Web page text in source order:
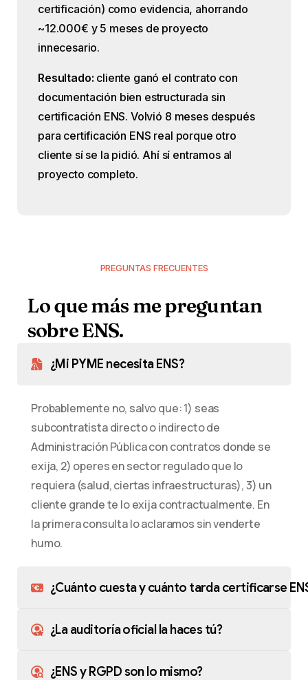
certificación) como evidencia, ahorrando
~12.000€ y 5 meses de proyecto
innecesario.
Resultado: cliente ganó el contrato con
documentación bien estructurada sin
certificación ENS. Volvió 8 meses después
para certificación ENS real porque otro
cliente sí se la pidió. Ahí sí entramos al
proyecto completo.
PREGUNTAS FRECUENTES
Loquemás mepreguntan
sobreENS.
¿Mi PYME necesita ENS?
Probablemente no, salvo que: 1) seas
subcontratista directo o indirecto de
Administración Pública con contratos donde se
exija, 2) operes en sector regulado que lo
requiera (salud, ciertas infraestructuras), 3) un
cliente grande te lo exija contractualmente. En
la primera consulta lo aclaramos sin venderte
humo.
¿Cuánto cuesta y cuánto tarda certificarse
¿La auditoría oficial la haces tú?
¿ENS y RGPD son lo mismo?